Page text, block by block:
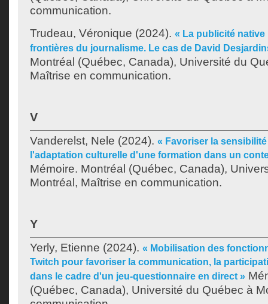
communication.
Trudeau, Véronique (2024). « La publicité
frontières du journalisme. Le cas de David
Montréal (Québec, Canada), Université du
Maîtrise en communication.
V
Vanderelst, Nele (2024). « Favoriser la
l'adaptation culturelle d'une formation dans un
Mémoire. Montréal (Québec, Canada),
Montréal, Maîtrise en communication.
Y
Yerly, Etienne (2024). « Mobilisation des
Twitch pour favoriser la communication, la
dans le cadre d'un jeu-questionnaire en direct »
(Québec, Canada), Université du Québec à